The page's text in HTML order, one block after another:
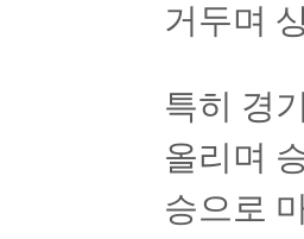
거두며
특히 경
올리며
승으로